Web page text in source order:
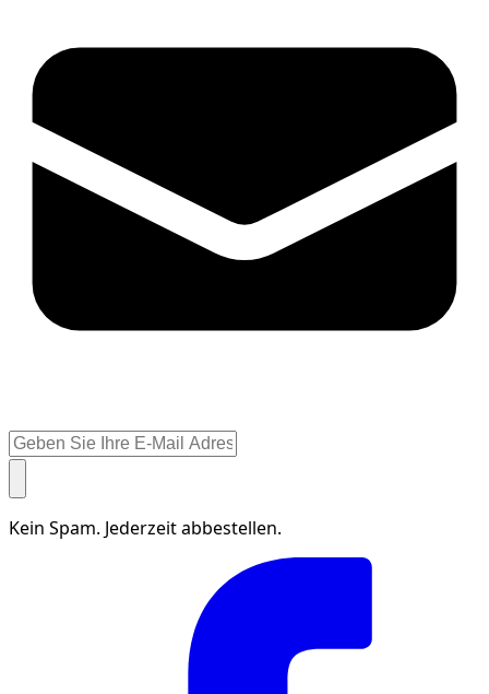
Kein Spam. Jederzeit abbestellen.